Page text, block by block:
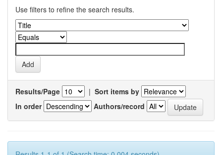
Use filters to refine the search results.
Results/Page | Sort items by
In order
Authors/record